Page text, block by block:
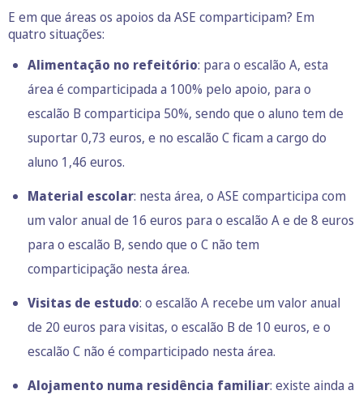
E em que áreas os apoios da ASE comparticipam? Em
quatro situações:
Alimentação no refeitório: para o escalão A, esta
área é comparticipada a 100% pelo apoio, para o
escalão B comparticipa 50%, sendo que o aluno tem de
suportar 0,73 euros, e no escalão C ficam a cargo do
aluno 1,46 euros.
Material escolar: nesta área, o ASE comparticipa com
um valor anual de 16 euros para o escalão A e de 8 euros
para o escalão B, sendo que o C não tem
comparticipação nesta área.
Visitas de estudo: o escalão A recebe um valor anual
de 20 euros para visitas, o escalão B de 10 euros, e o
escalão C não é comparticipado nesta área.
Alojamento numa residência familiar: existe ainda a